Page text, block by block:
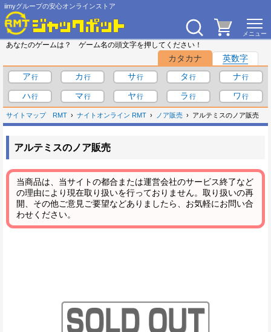
iimyグループの安心オンラインストア
あなたのゲームは？ ゲーム名の頭文字を押してください！
カタカナ
英数字
ア
カ サ タ
ナ
ハ
マ ヤ ラ ワ
サイトマップ RMT ナイトオンライン RMT ノア販売 アルテミスのノア販売
アルテミスのノア販売
当商品は、当サイトの都合または運営会社のサービス終了など
の理由により現在取り扱いを行っておりません。取り扱いの再
開、その他ご意見ご要望などありましたら、お気軽にお問い合
わせください。